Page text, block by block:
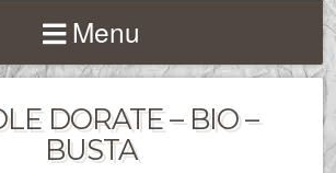
Menu
DORATE – BIO –
BUSTA